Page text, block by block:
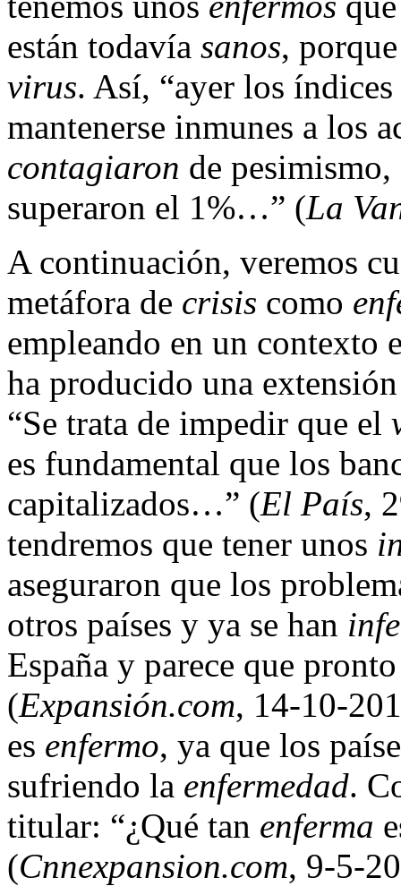
están todavía sanos,
virus. Así, “ayer los
mantenerse inmunes a los
contagiaron de
superaron el 1%…” (La
A continuación, veremos
metáfora de crisis como
empleando en un contexto
ha producido una
“Se trata de impedir que el
es fundamental que los
capitalizados…” (El País,
tendremos que tener unos
aseguraron que los
otros países y ya se han
España y parece que
(Expansión.com, 14-10-
es enfermo, ya que los
sufriendo la enfermedad.
titular: “¿Qué tan enferma
(Cnnexpansion.com, 9-5-